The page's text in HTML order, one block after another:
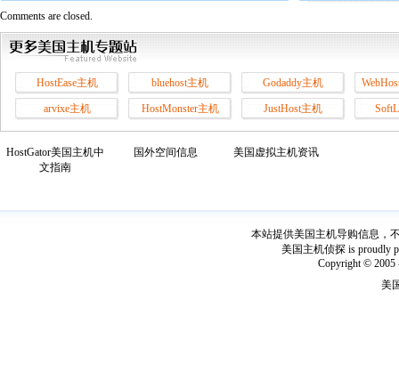
Comments are closed.
HostEase主机 bluehost主机 Godaddy主机
arvixe主机 HostMonster主机 JustHost主机
HostGator美国主机中
文指南
国外空间信息 美国虚拟主机资讯
本站提供美国主机导购信息，
美国主机侦探 is proudly
Copyright © 2005
美